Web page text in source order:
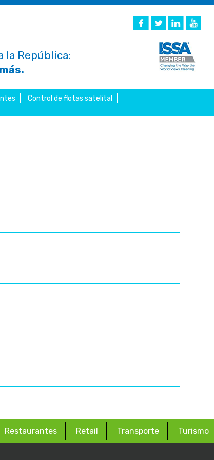
República:
Control de flotas satelital
Restaurantes Retail Transporte Turismo